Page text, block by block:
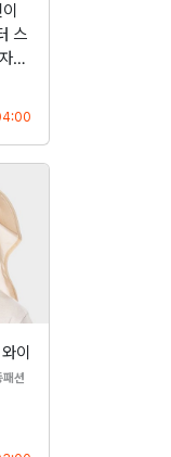
스
…
이
패션분류